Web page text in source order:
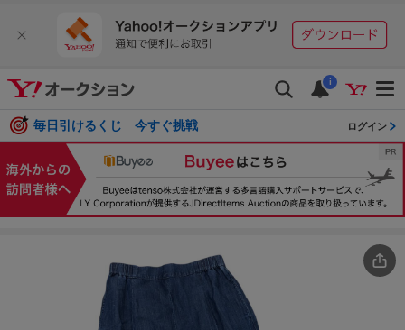
i
毎日引けるくじ 今すぐ挑戦 ログイン